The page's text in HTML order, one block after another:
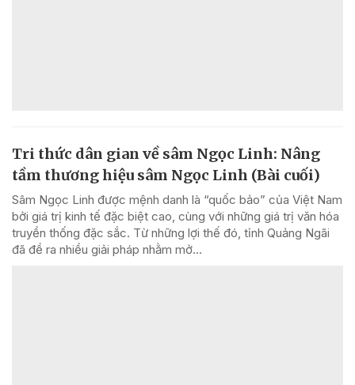
Tri thức dân gian về sâm Ngọc Linh: Nâng
tầm thương hiệu sâm Ngọc Linh (Bài cuối)
Sâm Ngọc Linh được mệnh danh là “quốc bảo” của Việt Nam
bởi giá trị kinh tế đặc biệt cao, cùng với những giá trị văn hóa
truyền thống đặc sắc. Từ những lợi thế đó, tỉnh Quảng Ngãi
đã đề ra nhiều giải pháp nhằm mở...